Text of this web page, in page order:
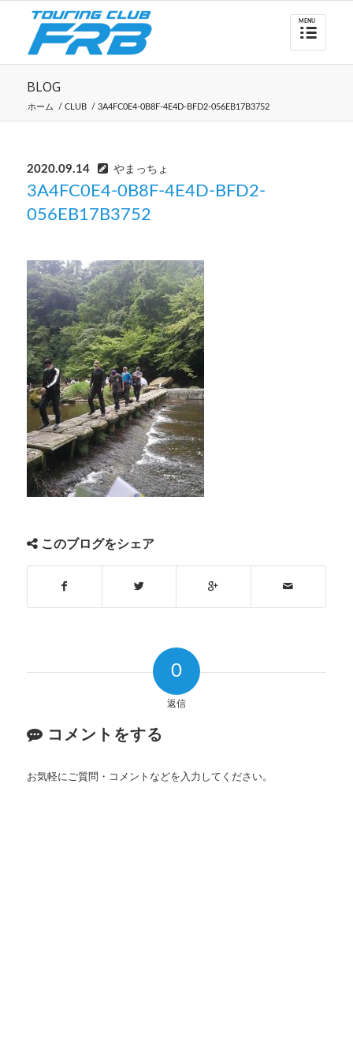
BLOG
ホーム / CLUB / 3A4FC0E4-0B8F-4E4D-BFD2-056EB17B3752
2020.09.14 やまっちょ
3A4FC0E4-0B8F-4E4D-BFD2-
056EB17B3752
このブログをシェア
0
返信
コメントをする
お気軽にご質問・コメントなどを入力してください。